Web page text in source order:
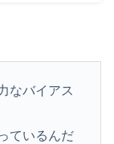
なバイアス
ているんだ